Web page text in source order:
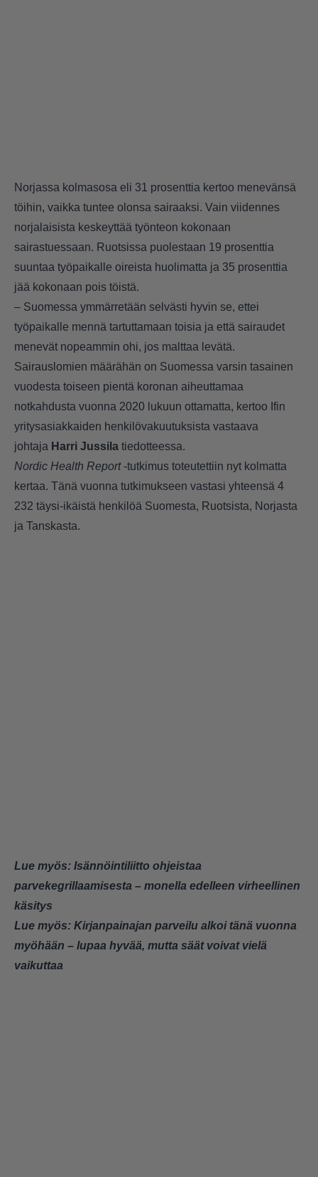
Norjassa kolmasosa eli 31 prosenttia kertoo menevänsä
töihin, vaikka tuntee olonsa sairaaksi. Vain viidennes
norjalaisista keskeyttää työnteon kokonaan
sairastuessaan. Ruotsissa puolestaan 19 prosenttia
suuntaa työpaikalle oireista huolimatta ja 35 prosenttia
jää kokonaan pois töistä.
– Suomessa ymmärretään selvästi hyvin se, ettei
työpaikalle mennä tartuttamaan toisia ja että sairaudet
menevät nopeammin ohi, jos malttaa levätä.
Sairauslomien määrähän on Suomessa varsin tasainen
vuodesta toiseen pientä koronan aiheuttamaa
notkahdusta vuonna 2020 lukuun ottamatta, kertoo Ifin
yritysasiakkaiden henkilövakuutuksista vastaava
johtaja Harri Jussila tiedotteessa.
Nordic Health Report-tutkimus toteutettiin nyt kolmatta
kertaa. Tänä vuonna tutkimukseen vastasi yhteensä 4
232 täysi-ikäistä henkilöä Suomesta, Ruotsista, Norjasta
ja Tanskasta.
Lue myös: Isännöintiliitto ohjeistaa
parvekegrillaamisesta – monella edelleen virheellinen
käsitys
Lue myös: Kirjanpainajan parveilu alkoi tänä vuonna
myöhään – lupaa hyvää, mutta säät voivat vielä
vaikuttaa